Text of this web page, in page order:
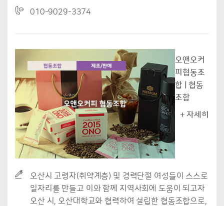
010-9029-3374
오앤오커
피협동조
합 | 협동
조합
+ 자세히
오산시 고령자(취약계층) 및 경력단절 여성들이 스스로
일자리를 만들고 이와 함께 지역사회에 도움이 되고자
오산 시, 오산대학교와 협력하여 설립한 협동조합으로,